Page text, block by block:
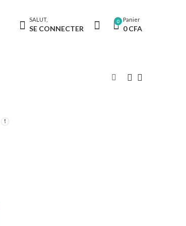
SALUT,
SE CONNECTER
0 Panier
0CFA